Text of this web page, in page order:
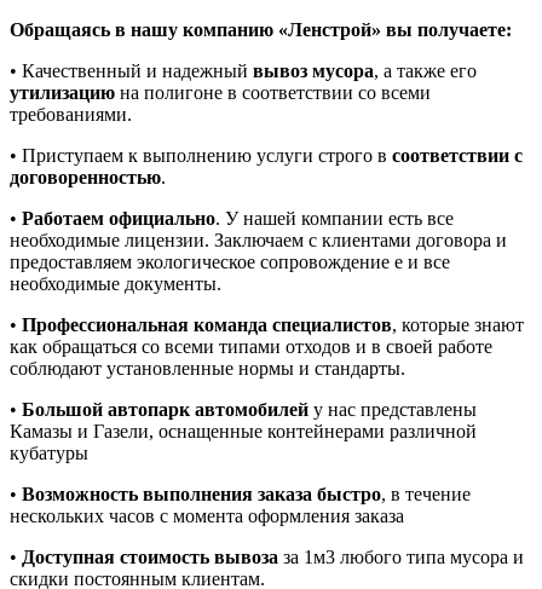
Обращаясь в нашу компанию «Ленстрой» вы получаете:
• Качественный и надежный вывоз мусора, а также его
утилизацию на полигоне в соответствии со всеми
требованиями.
• Приступаем к выполнению услуги строго в соответствии с
договоренностью.
• Работаем официально. У нашей компании есть все
необходимые лицензии. Заключаем с клиентами договора и
предоставляем экологическое сопровождение е и все
необходимые документы.
• Профессиональная команда специалистов, которые знают
как обращаться со всеми типами отходов и в своей работе
соблюдают установленные нормы и стандарты.
• Большой автопарк автомобилей у нас представлены
Камазы и Газели, оснащенные контейнерами различной
кубатуры
• Возможность выполнения заказа быстро, в течение
нескольких часов с момента оформления заказа
• Доступная стоимость вывоза за 1м3 любого типа мусора и
скидки постоянным клиентам.